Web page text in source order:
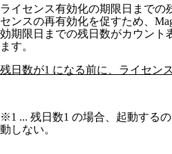
ライセンス有効化の期限日までの
センスの再有効化を促すため、
効期限日までの残日数がカウント
ます。
残日数が1 になる前に、ライセン
※1 ... 残日数1 の場合、起動する
動しない。